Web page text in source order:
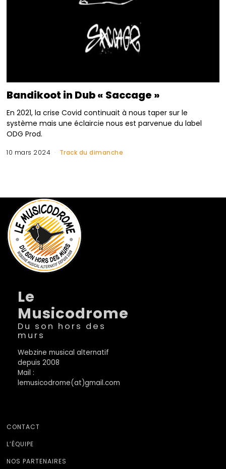
Bandikoot in Dub « Saccage »
En 2021, la crise Covid continuait à nous taper sur le
système mais une éclaircie nous est parvenue du label
ODG Prod.
10 mars 2024 Track du dimanche
Le
Musicodrome
Du son hors des
murs
Webzine musical alternatif
depuis 2008
Mail :
lemusicodrome(at)gmail.com
CONTACT
L’ÉQUIPE
NOS PARTENAIRES